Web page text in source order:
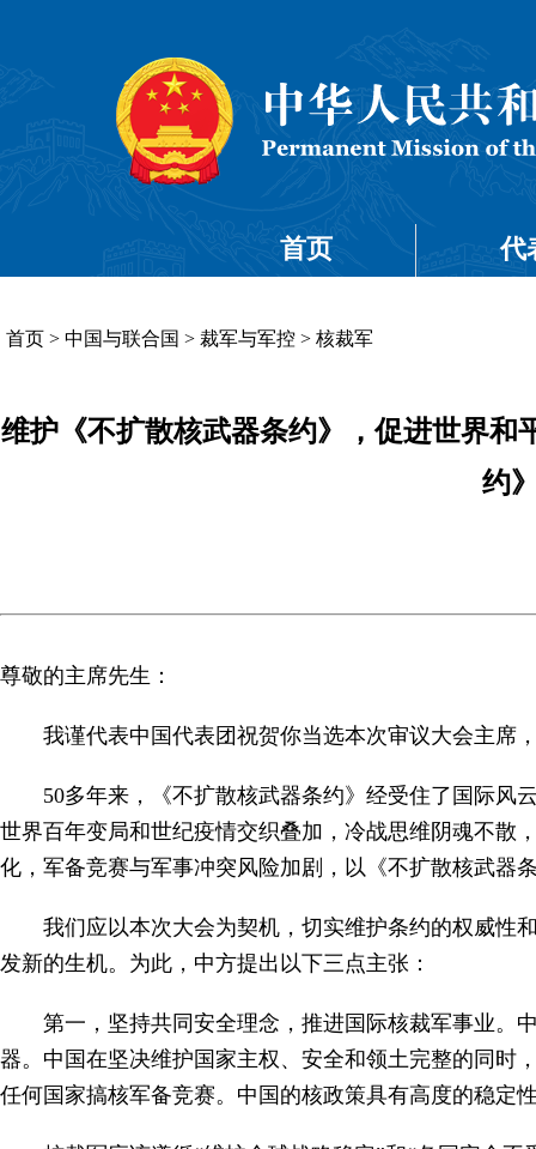
首页 代
首页 > 中国与联合国 > 裁军与军控 > 核裁军
维护《不扩散核武器条约》，促进世界
约
尊敬的主席先生：
我谨代表中国代表团祝贺你当选本次审议大会主席
50多年来，《不扩散核武器条约》经受住了国际风
世界百年变局和世纪疫情交织叠加，冷战思维阴魂不散
化，军备竞赛与军事冲突风险加剧，以《不扩散核武器
我们应以本次大会为契机，切实维护条约的权威性
发新的生机。为此，中方提出以下三点主张：
第一，坚持共同安全理念，推进国际核裁军事业。
器。中国在坚决维护国家主权、安全和领土完整的同时
任何国家搞核军备竞赛。中国的核政策具有高度的稳定